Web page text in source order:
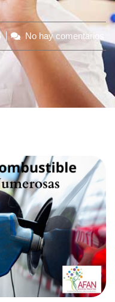
No hay comentarios